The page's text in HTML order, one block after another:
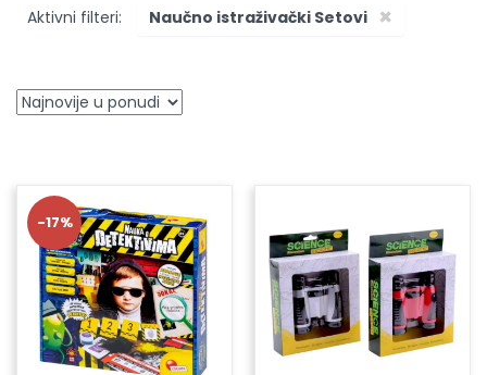
Aktivni filteri: ×
Naučno istraživački Setovi
-17%